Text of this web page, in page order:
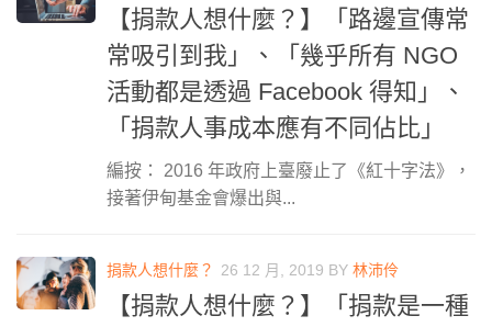
【捐款人想什麼？】「路邊宣傳常
常吸引到我」、「幾乎所有 NGO
活動都是透過 Facebook 得知」、
「捐款人事成本應有不同佔比」
編按： 2016 年政府上臺廢止了《紅十字法》，
接著伊甸基金會爆出與...
捐款人想什麼？ 26 12 月, 2019 BY 林沛伶
【捐款人想什麼？】「捐款是一種